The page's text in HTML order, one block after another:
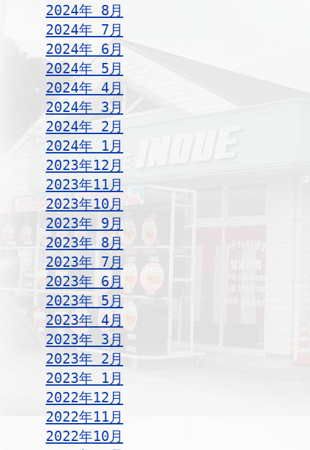
2024年 8月
2024年 7月
2024年 6月
2024年 5月
2024年 4月
2024年 3月
2024年 2月
2024年 1月
2023年12月
2023年11月
2023年10月
2023年 9月
2023年 8月
2023年 7月
2023年 6月
2023年 5月
2023年 4月
2023年 3月
2023年 2月
2023年 1月
2022年12月
2022年11月
2022年10月